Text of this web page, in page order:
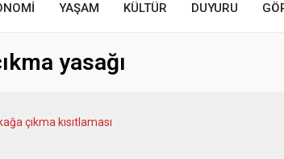
YAŞAM KÜLTÜR DUYURU
yasağı